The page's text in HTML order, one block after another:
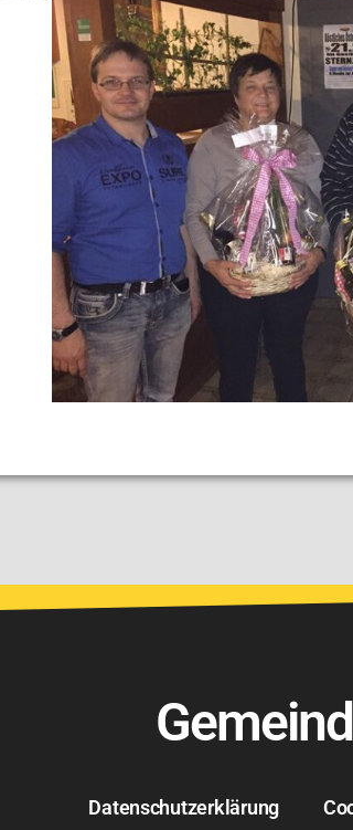
Datenschutzerklärung